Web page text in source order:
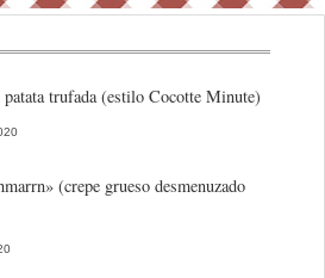
trufada (estilo Cocotte Minute)
(crepe grueso desmenuzado